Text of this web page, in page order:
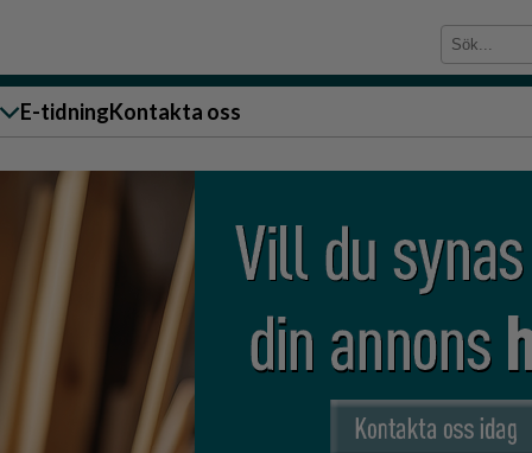
till oss
E-tidningKontakta oss